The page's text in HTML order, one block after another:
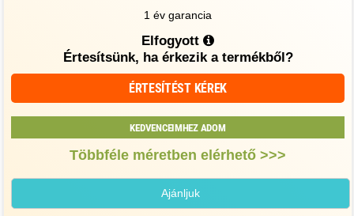
1 év garancia
Elfogyott
Értesítsünk, ha érkezik a termékből?
ÉRTESÍTÉST KÉREK
KEDVENCEIMHEZ ADOM
Többféle méretben elérhető >>>
Ajánljuk